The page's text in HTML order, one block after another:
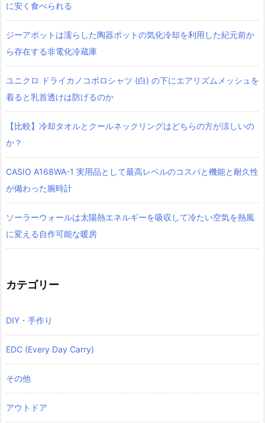
に安く食べられる
ジーアポットは濡らした陶器ポットの気化冷却を利用した紀元前か
ら存在する非電化冷蔵庫
ユニクロ ドライカノコポロシャツ‎ (白) の下にエアリズムメッシュを
着ると乳首透けは防げるのか
【比較】冷却タオルとクールネックリングはどちらの方が涼しいの
か？
CASIO A168WA-1 実用品として最高レベルのコスパと機能と耐久性
が備わった腕時計
ソーラーウォールは太陽熱エネルギーを吸収して冷たい空気を熱風
に変える自作可能な暖房
カテゴリー
DIY・手作り
EDC (Every Day Carry)
その他
アウトドア